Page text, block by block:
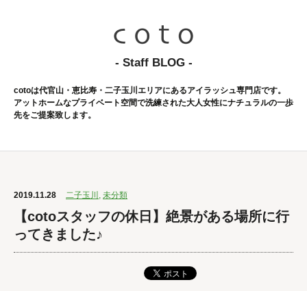
- Staff BLOG -
cotoは代官山・恵比寿・二子玉川エリアにあるアイラッシュ専門店です。
アットホームなプライベート空間で洗練された大人女性にナチュラルの一歩
先をご提案致します。
2019.11.28 二子玉川 , 未分類
【cotoスタッフの休日】絶景がある場所に行
ってきました♪